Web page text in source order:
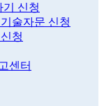
기 신청
술자문 신청
청
센터